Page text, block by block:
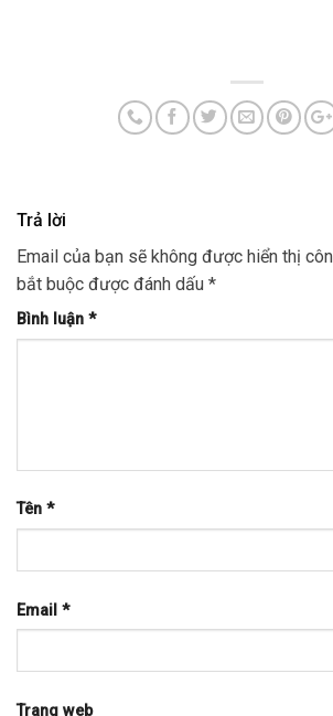
Trả lời
Email của bạn sẽ không được hiển thị
bắt buộc được đánh dấu *
Bình luận *
Tên *
Email *
Trang web